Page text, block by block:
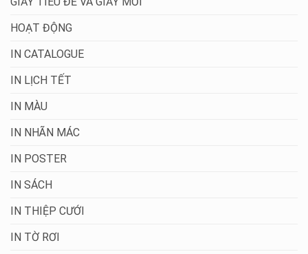
HOẠT ĐỘNG
IN CATALOGUE
IN LỊCH TẾT
IN MÀU
IN NHÃN MÁC
IN POSTER
IN SÁCH
IN THIỆP CƯỚI
IN TỜ RƠI